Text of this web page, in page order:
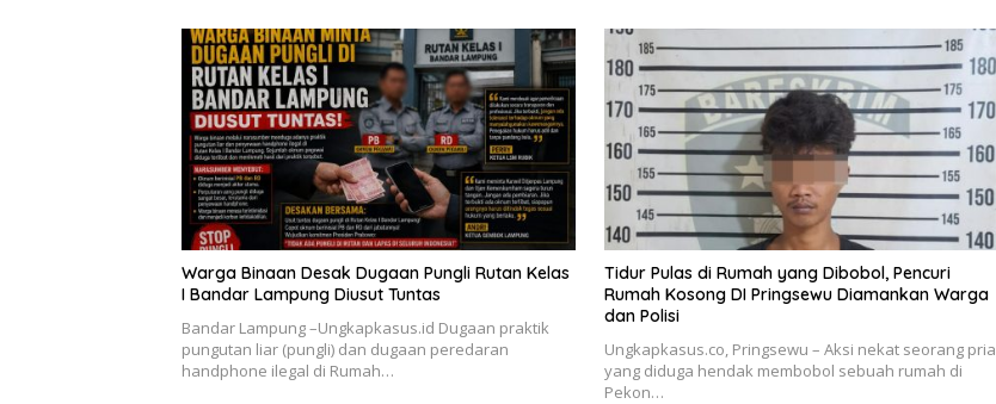
Warga Binaan Desak Dugaan Pungli Rutan Kelas
I Bandar Lampung Diusut Tuntas
Bandar Lampung –Ungkapkasus.id Dugaan praktik
pungutan liar (pungli) dan dugaan peredaran
handphone ilegal di Rumah…
Tidur Pulas di Rumah yang Dibobol, Pencuri
Rumah Kosong DI Pringsewu Diamankan Warga
dan Polisi
Ungkapkasus.co, Pringsewu – Aksi nekat seorang pria
yang diduga hendak membobol sebuah rumah di
Pekon…